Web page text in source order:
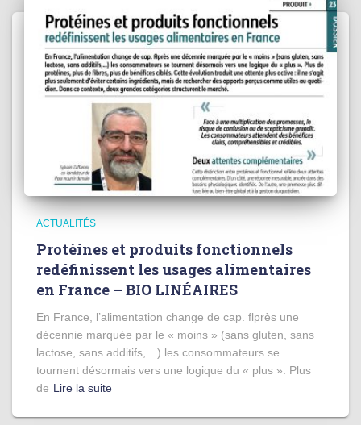
ACTUALITÉS
Protéines et produits fonctionnels
redéfinissent les usages alimentaires
en France – BIO LINÉAIRES
En France, l’alimentation change de cap. flprès une
décennie marquée par le « moins » (sans gluten, sans
lactose, sans additifs,…) les consommateurs se
tournent désormais vers une logique du « plus ». Plus
de Lire la suite